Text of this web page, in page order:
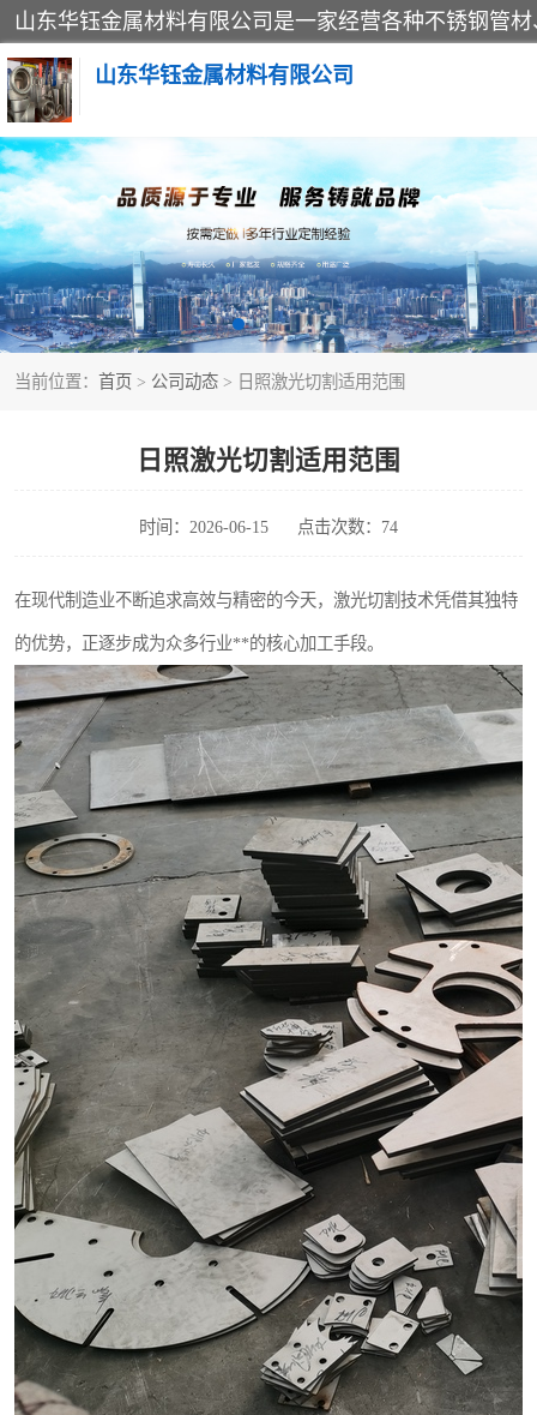
山东华钰金属材料有限公司
当前位置： 首页 > 公司动态 > 日照激光切割适用范围
日照激光切割适用范围
时间：2026-06-15 点击次数：74
在现代制造业不断追求高效与精密的今天，激光切割技术凭借其独特
的优势，正逐步成为众多行业**的核心加工手段。
不锈钢管
管件标准件
不锈钢人孔
不锈钢角钢